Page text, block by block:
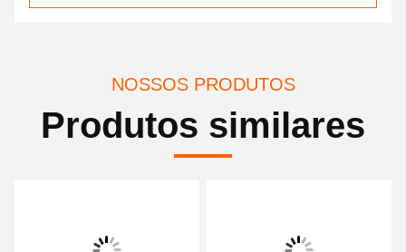
NOSSOS PRODUTOS
Produtos similares